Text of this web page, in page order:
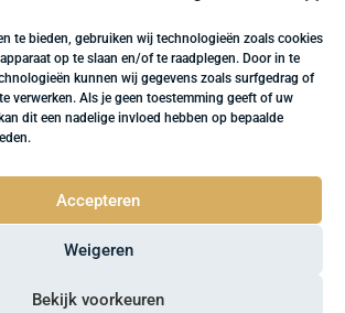
te bieden, gebruiken wij technologieën zoals cookies
op te slaan en/of te raadplegen. Door in te
kunnen wij gegevens zoals surfgedrag of
verwerken. Als je geen toestemming geeft of uw
dit een nadelige invloed hebben op bepaalde
Accepteren
Weigeren
Bekijk voorkeuren